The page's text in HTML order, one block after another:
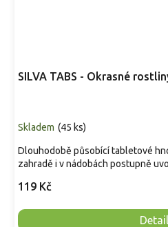
SILVA TABS - Okrasné
Skladem (45 ks)
119 Kč
Detail
Dlouhodobě působící tabletové
zahradě i v nádobách postupně